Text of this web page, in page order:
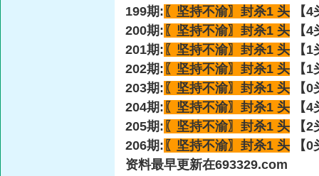
199期: 〖坚持不渝〗 封杀1 头 【4
200期: 〖坚持不渝〗 封杀1 头 【4
201期: 〖坚持不渝〗 封杀1 头 【1
202期: 〖坚持不渝〗 封杀1 头 【1
203期: 〖坚持不渝〗 封杀1 头 【0
204期: 〖坚持不渝〗 封杀1 头 【4
205期: 〖坚持不渝〗 封杀1 头 【2
206期: 〖坚持不渝〗 封杀1 头 【0
资料最早更新在693329.com